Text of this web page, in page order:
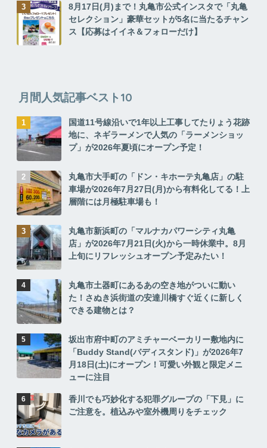
8月17日(月)まで！丸亀市公式インスタで「丸亀
セレクション」豪華セットが5名に当たるチャン
ス【応募はイイネ＆フォローだけ】
月間人気記事ベスト10
国道11号線沿いで1年以上工事してたりょう花跡
地に、ネギラーメンで人気の「ラーメンショッ
プ」が2026年夏頃にオープン予定！
丸亀市大手町の「ドン・キホーテ丸亀店」の駐
車場が2026年7月27日(月)から有料化してる！上
層階には月極駐車場も！
丸亀市新浜町の「マルナカパワーシティ丸亀
店」が2026年7月21日(火)から一時休業中。8月
上旬にリフレッシュオープン予定みたい！
丸亀市土器町にあるあの空き地がついに動い
た！さぬき浜街道の安達川橋すぐ近くに新しく
できる建物とは？
坂出市府中町のアミチャーベーカリー敷地内に
「Buddy Stand(バディスタンド)」が2026年7
月18日(土)にオープン！可愛い外観と限定メニ
ューに注目
香川でも巧妙化する犯罪グループの「下見」に
ご注意を。植込みや室外機周りをチェック